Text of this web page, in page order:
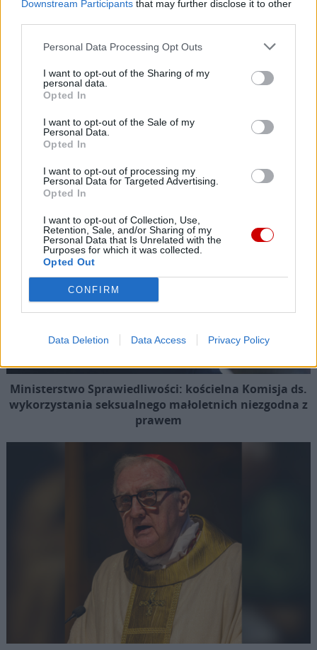
Downstream Participants that may further disclose it to other
Personal Data Processing Opt Outs
I want to opt-out of the Sharing of my
personal data.
Opted In
I want to opt-out of the Sale of my
Personal Data.
Opted In
I want to opt-out of processing my
Personal Data for Targeted Advertising.
Opted In
I want to opt-out of Collection, Use,
Retention, Sale, and/or Sharing of my
Personal Data that Is Unrelated with the
Purposes for which it was collected.
Opted Out
CONFIRM
Data Deletion Data Access Privacy Policy
Rząd sceptyczny wobec odpisów podatkowych na
Ministerstwo Sprawiedliwości: kościelna Komisja ds.
wykorzystania seksualnego małoletnich niezgodna z
prawem